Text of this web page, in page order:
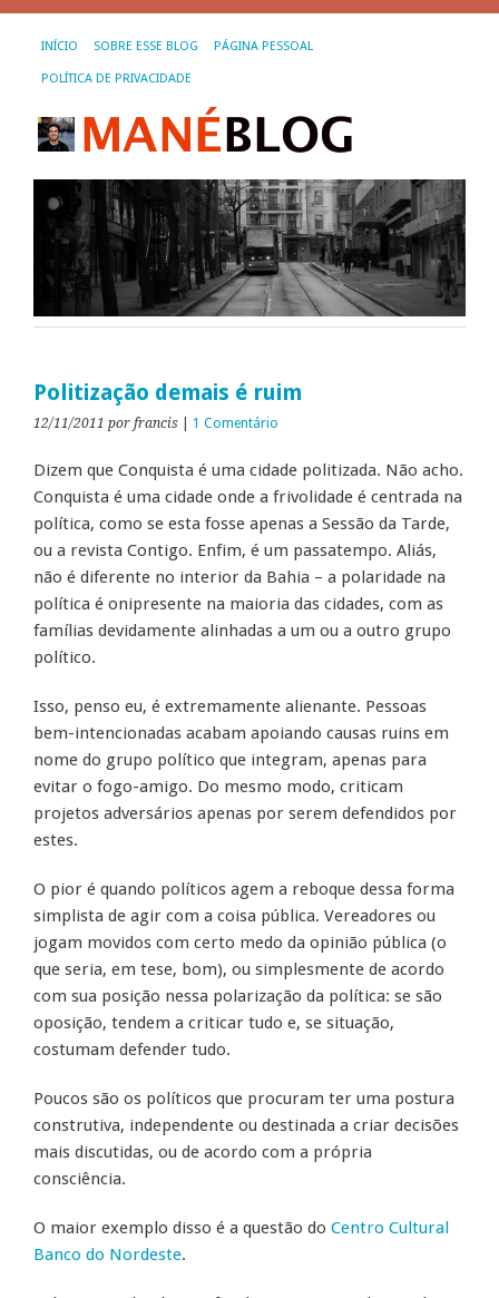
INÍCIO SOBRE ESSE BLOG PÁGINA PESSOAL
POLÍTICA DE PRIVACIDADE
Politização demais é ruim
12/11/2011 por francis 1 Comentário
Dizem que Conquista é uma cidade politizada. Não acho.
Conquista é uma cidade onde a frivolidade é centrada na
política, como se esta fosse apenas a Sessão da Tarde,
ou a revista Contigo. Enfim, é um passatempo. Aliás,
não é diferente no interior da Bahia – a polaridade na
política é onipresente na maioria das cidades, com as
famílias devidamente alinhadas a um ou a outro grupo
político.
Isso, penso eu, é extremamente alienante. Pessoas
bem-intencionadas acabam apoiando causas ruins em
nome do grupo político que integram, apenas para
evitar o fogo-amigo. Do mesmo modo, criticam
projetos adversários apenas por serem defendidos por
estes.
O pior é quando políticos agem a reboque dessa forma
simplista de agir com a coisa pública. Vereadores ou
jogam movidos com certo medo da opinião pública (o
que seria, em tese, bom), ou simplesmente de acordo
com sua posição nessa polarização da política: se são
oposição, tendem a criticar tudo e, se situação,
costumam defender tudo.
Poucos são os políticos que procuram ter uma postura
construtiva, independente ou destinada a criar decisões
mais discutidas, ou de acordo com a própria
consciência.
O maior exemplo disso é a questão do Centro Cultural
Banco do Nordeste.